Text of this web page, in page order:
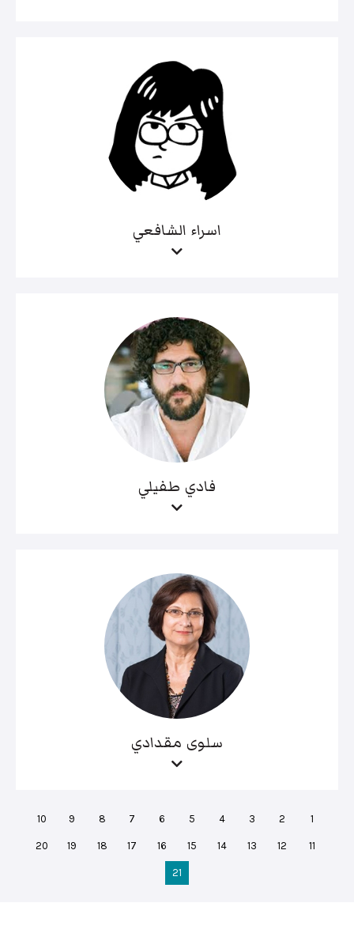
اسراء الشافعي
فادي طفيلي
سلوى مقدادي
1
2
3
4
5
6
7
8
9
10
11
12
13
14
15
16
17
18
19
20
21